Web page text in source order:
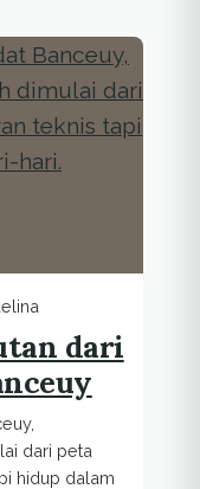
dari
dari peta
hidup dalam